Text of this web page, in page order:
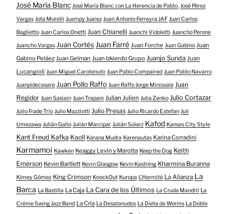
José María Blanc José María Blanc con La Herencia de Pablo. José Pérez
Vargas Jota Morelli Juampy Juarez Juan Antonio Ferreyra JAF Juan Carlos
Baglietto Juan Carlos Onetti Juan Chianelli Juanchi Vidoletti Juancho Perone
Juancho Vargas Juan Cortés Juan Farré Juan Forche Juan Gabino Juan
Gabino Peláez Juan Gelman Juan Izkierdo Grupo Juanjo Sunda Juan
Lucangioli Juan Miguel Carotenuto Juan Pablo Compaired Juan Pablo Navarro
Juanpidecesare Juan Pollo Raffo Juan Raffo Jorge Minissale Juan
Regidor Juan Sasiain Juan Trapani Julian Julien Julia Zenko Julio Cortazar
Julio Frade Trio Julio Mazziotti Julio Presas Julio Ricardo Estefan Juli
Umezawa Julián Gallo Julián Marcipar Julián Solarz Kafod Kansas City Style
Kant Freud Kafka Kaoll Karana Mudra Karenautas Karina Corradini
Karmamoi Kawken Keaggy Levin y Marotta Keep the Dog Keith
Emerson Kevin Bartlett Kevin Glasgow Kevin Kastning Kharmina Buranna
Kimey Gómez King Crimson KnockOut Kuropa L'Hermité La Alianza La
Barca La Bastilla La Caja La Cara de los Últimos La Cruda Mandril La
Créme Swing Jazz Band La Cría La Desatanudos La Dieta de Worms La Doble